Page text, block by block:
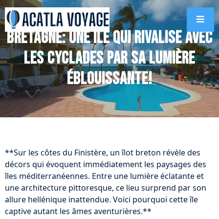
Bretagne: Une île qui rivalise avec
les Cyclades par sa lumière
éblouissante!
**Sur les côtes du Finistère, un îlot breton révèle des
décors qui évoquent immédiatement les paysages des
îles méditerranéennes. Entre une lumière éclatante et
une architecture pittoresque, ce lieu surprend par son
allure hellénique inattendue. Voici pourquoi cette île
captive autant les âmes aventurières.**